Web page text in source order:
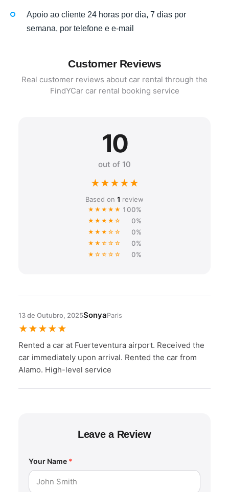
Apoio ao cliente 24 horas por dia, 7 dias por
semana, por telefone e e-mail
Customer Reviews
Real customer reviews about car rental through the
FindYCar car rental booking service
10
out of 10
★★★★★
Based on 1 review
★★★★★ 100%
★★★★☆ 0%
★★★☆☆ 0%
★★☆☆☆ 0%
★☆☆☆☆ 0%
13 de Outubro, 2025SonyaParis
★★★★★
Rented a car at Fuerteventura airport. Received the
car immediately upon arrival. Rented the car from
Alamo. High-level service
Leave a Review
Your Name *